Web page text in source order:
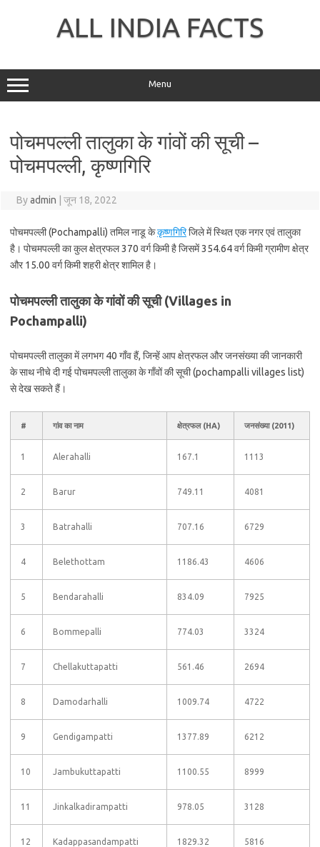
ALL INDIA FACTS
Menu
पोचमपल्ली तालुका के गांवों की सूची –
पोचमपल्ली, कृष्णगिरि
Byadmin जून 18, 2022
पोचमपल्ली (Pochampalli) तमिल नाडू केकृष्णगिरिजिले में स्थित एक नगर एवं तालुका
है। पोचमपल्ली का कुल क्षेत्रफल 370 वर्ग किमी है जिसमें 354.64 वर्ग किमी ग्रामीण क्षेत्र
और 15.00 वर्ग किमी शहरी क्षेत्र शामिल है।
पोचमपल्ली तालुका के गांवों की सूची (Villages in
Pochampalli)
पोचमपल्ली तालुका में लगभग 40 गाँव हैं, जिन्हें आप क्षेत्रफल और जनसंख्या की जानकारी
के साथ नीचे दी गई पोचमपल्ली तालुका के गाँवों की सूची (pochampalli villages list)
से देख सकते हैं।
# गांव का नाम क्षेत्रफल (HA) जनसंख्या (2011)
1 Alerahalli 167.1 1113
2 Barur 749.11 4081
3 Batrahalli 707.16 6729
4 Belethottam 1186.43 4606
5 Bendarahalli 834.09 7925
6 Bommepalli 774.03 3324
7 Chellakuttapatti 561.46 2694
8 Damodarhalli 1009.74 4722
9 Gendigampatti 1377.89 6212
10 Jambukuttapatti 1100.55 8999
11 Jinkalkadirampatti 978.05 3128
12 Kadappasandampatti 1829.32 5816